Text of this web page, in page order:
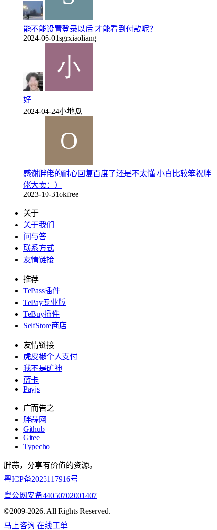
能不能设置登录以后 才能看到付款呢？
2024-06-01sgrxiaoliang
好
2024-04-24小地瓜
感谢胖佬的耐心回复百度了还是不太懂 小白比较笨祝胖
佬大卖：）
2023-10-31okfree
关于
关于我们
问与答
联系方式
友情链接
推荐
TePass插件
TePay专业版
TeBuy插件
SelfStore商店
友情链接
虎皮椒个人支付
我不是矿神
蓝卡
Payjs
广而告之
胖蒜网
Github
Gitee
Typecho
胖蒜，分享有价值的资源。
粤ICP备2023117916号
粤公网安备44050702001407
©2009-2026. All Rights Reserved.
马上咨询 在线工单